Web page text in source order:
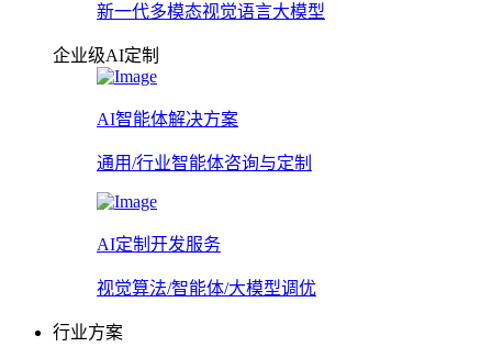
新一代多模态视觉语言大模型
企业级AI定制
AI智能体解决方案
通用/行业智能体咨询与定制
AI定制开发服务
视觉算法/智能体/大模型调优
行业方案